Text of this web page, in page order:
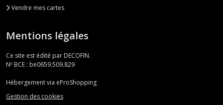
Vendre mes cartes
Mentions légales
Ce site est édité par DECOFIN.
Nº BCE : be0659.509.829
Hébergement via eProShopping
Gestion des cookies